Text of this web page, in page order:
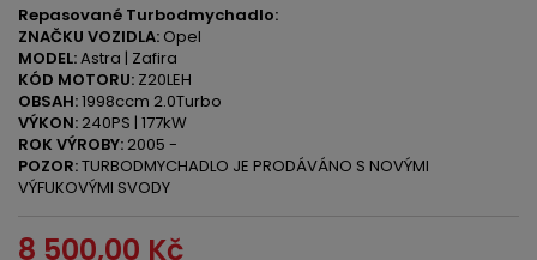
Repasované Turbodmychadlo:
ZNAČKU VOZIDLA: Opel
MODEL:Astra | Zafira
KÓD MOTORU: Z20LEH
OBSAH:1998ccm 2.0Turbo
VÝKON: 240PS | 177kW
ROK VÝROBY: 2005 -
POZOR:TURBODMYCHADLO JE PRODÁVÁNO S NOVÝMI
VÝFUKOVÝMI SVODY
8 500,00 Kč